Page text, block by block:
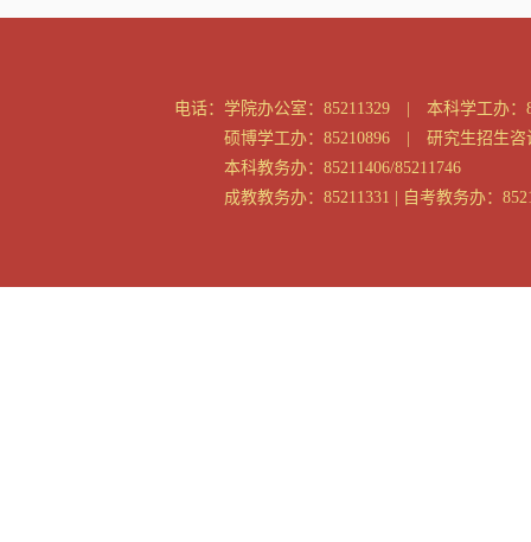
电话： 学院办公室：85211329 | 本科学工办：
硕博学工办：85210896 | 研究生招生咨
本科教务办：85211406/85211746
成教教务办：85211331 | 自考教务办：